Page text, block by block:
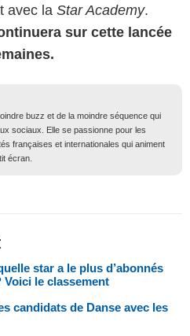
avec la Star Academy.
sur cette lancée
buzz et de la moindre séquence qui
sociaux. Elle se passionne pour les
françaises et internationales qui animent
écran.
star a le plus d’abonnés
le classement
candidats de Danse avec les